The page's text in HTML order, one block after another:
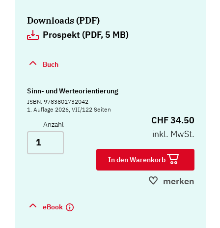
Downloads (PDF)
Prospekt (PDF, 5 MB)
Buch
Sinn- und Werteorientierung
ISBN: 9783801732042
1. Auflage 2026, VII/122 Seiten
Anzahl
CHF 34.50
inkl. MwSt.
In den Warenkorb
merken
eBook